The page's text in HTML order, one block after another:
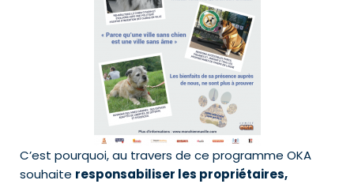
C’est pourquoi, au travers de ce programme OKA
souhaite responsabiliser les propriétaires,